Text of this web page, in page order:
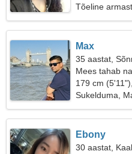
Tõeline
Max
35 aastat,
Mees tahab
179 cm
Sukelduma,
Ebony
30 aastat,